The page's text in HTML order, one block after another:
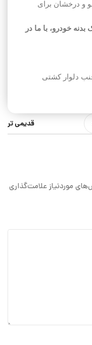
و درخشان برای
خودرو، با ما در
دلوار کشتی
قدیمی تر
موردنیاز علامت‌گذاری